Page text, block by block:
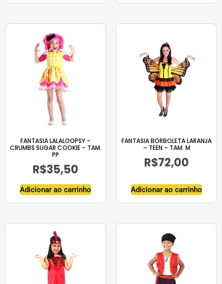
FANTASIA LALALOOPSY –
CRUMBS SUGAR COOKIE – TAM.
PP
R$35,50
Adicionar ao carrinho
FANTASIA BORBOLETA LARANJA
– TEEN – TAM. M
R$72,00
Adicionar ao carrinho